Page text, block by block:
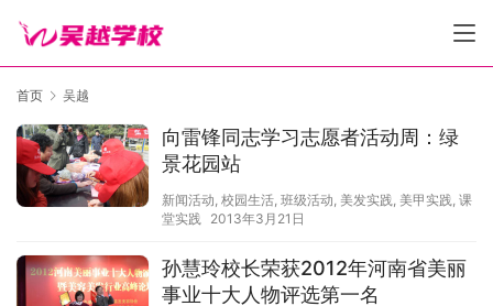
首页 吴越
向雷锋同志学习志愿者活动周：绿
景花园站
新闻活动 校园生活 班级活动 美发实践 美甲实践 课
堂实践
2013年3月21日
孙慧玲校长荣获2012年河南省美丽
事业十大人物评选第一名